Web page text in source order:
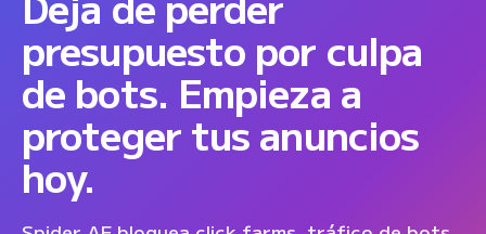
presupuesto por culpa
de bots. Empieza a
proteger tus anuncios
hoy.